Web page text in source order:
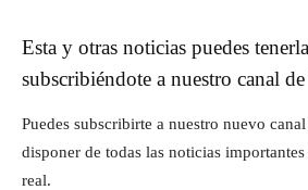
Esta y otras noticias puedes
subscribiéndote a nuestro canal
Puedes subscribirte a nuestro nuevo
disponer de todas las noticias
real.